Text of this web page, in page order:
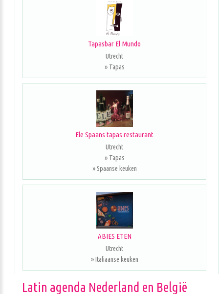
Tapasbar El Mundo
Utrecht
» Tapas
Ele Spaans tapas restaurant
Utrecht
» Tapas
» Spaanse keuken
ABIES ETEN
Utrecht
» Italiaanse keuken
Latin agenda Nederland en België